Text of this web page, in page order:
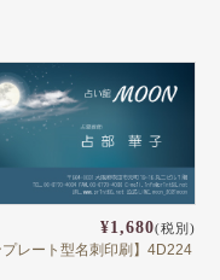
¥1,680(税別)
プレート型名刺印刷】4D224